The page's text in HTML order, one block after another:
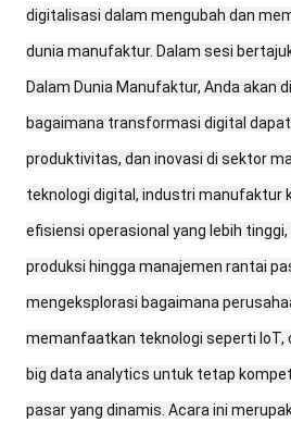
digitalisasi dalam mengubah dan
dunia manufaktur. Dalam sesi
Dalam Dunia Manufaktur, Anda akan
bagaimana transformasi digital
produktivitas, dan inovasi di sektor
teknologi digital, industri manufaktur
efisiensi operasional yang lebih
produksi hingga manajemen rantai
mengeksplorasi bagaimana
memanfaatkan teknologi seperti IoT,
big data analytics untuk tetap
pasar yang dinamis. Acara ini